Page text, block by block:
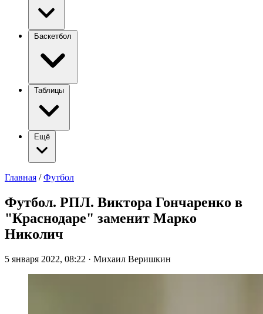
Баскетбол
Таблицы
Ещё
Главная / Футбол
Футбол. РПЛ. Виктора Гончаренко в
"Краснодаре" заменит Марко
Николич
5 января 2022, 08:22 · Михаил Веришкин